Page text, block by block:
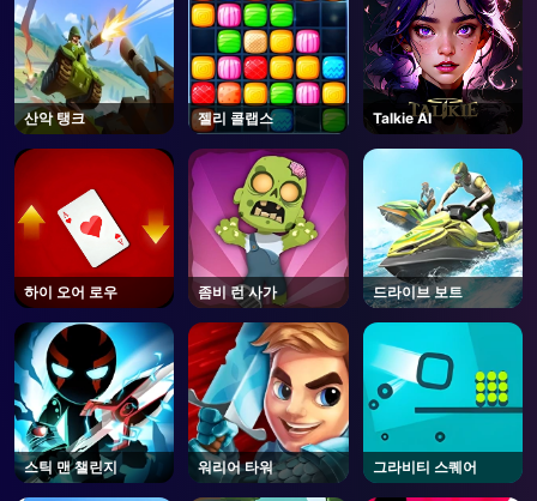
산악 탱크 젤리 콜랩스 Talkie AI
하이 오어 로우 좀비 런 사가 드라이브 보트
스틱 맨 챌린지 워리어 타워 그라비티 스퀘어